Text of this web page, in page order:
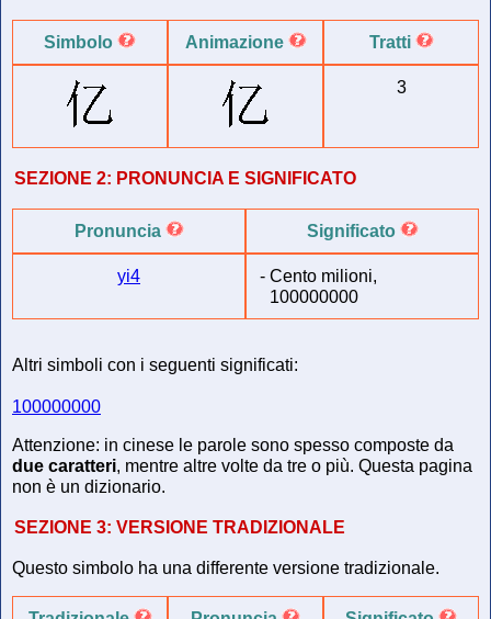
Simbolo Animazione Tratti
3
SEZIONE 2: PRONUNCIA E SIGNIFICATO
Pronuncia
yi4
Significato
- Cento milioni,
100000000
Altri simboli con i seguenti significati:
100000000
Attenzione: in cinese le parole sono spesso composte da
due caratteri, mentre altre volte da tre o più. Questa pagina
non è un dizionario.
SEZIONE 3: VERSIONE TRADIZIONALE
Questo simbolo ha una differente versione tradizionale.